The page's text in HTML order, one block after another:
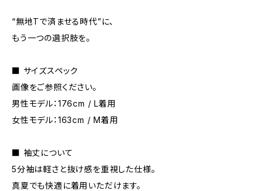
“無地Tで済ませる時代”に、
もう一つの選択肢を。
■ サイズスペック
画像をご参照ください。
男性モデル：176cm / L着用
女性モデル：163cm / M着用
■ 袖丈について
5分袖は軽さと抜け感を重視した仕様。
真夏でも快適に着用いただけます。